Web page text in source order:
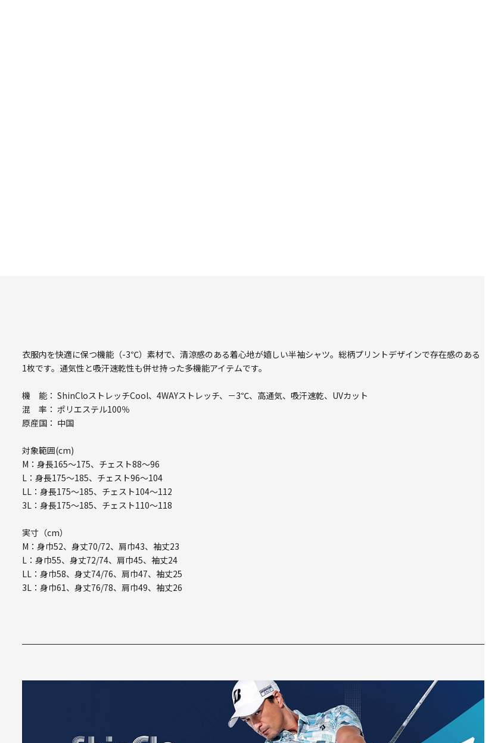
衣服内を快適に保つ機能（-3℃）素材で、清涼感のある着心地が嬉しい半袖シャツ。総柄プリントデザインで存在感のある
1枚です。通気性と吸汗速乾性も併せ持った多機能アイテムです。
機 能： ShinCloストレッチCool、4WAYストレッチ、－3℃、高通気、吸汗速乾、UVカット
混 率： ポリエステル100％
原産国： 中国
対象範囲(cm)
M：身長165～175、チェスト88～96
L：身長175～185、チェスト96～104
LL：身長175～185、チェスト104～112
3L：身長175～185、チェスト110～118
実寸（cm）
M：身巾52、身丈70/72、肩巾43、袖丈23
L：身巾55、身丈72/74、肩巾45、袖丈24
LL：身巾58、身丈74/76、肩巾47、袖丈25
3L：身巾61、身丈76/78、肩巾49、袖丈26